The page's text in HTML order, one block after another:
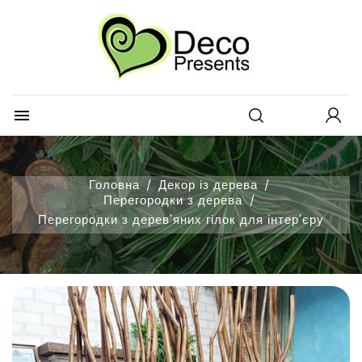
Додати до списку обраних
add_circle_outline Create new list
Створити список бажань
Назва списку бажань
Відміна Створити список бажань
Вам потрібно увійти, щоб зберегти товари у своєму списку
Відміна Увійти

Головна
Декор із дерева
Перегородки з дерева
Перегородки з дерев'яних гілок для інтер'єру